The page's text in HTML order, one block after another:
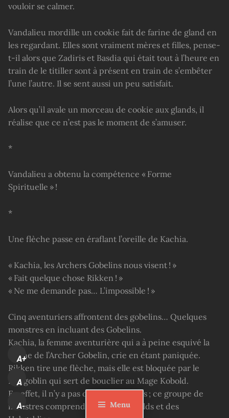
Menu
vouloir se calmer.
Vandalieu mordille un cookie fait de farine de gland en
les regardant. Elles sont vraiment mères et filles, pense-
t-il alors que Zadiris et Basdia qui était tout à l’heure en
train de le titiller sont à présent en train de s’embêter
l’une l’autre. Il se sent aussi un peu satisfait.
Alors qu’il avale un morceau de cookie aux glands, il
réalise que ce n’est pas le moment de s’amuser.
*
Vandalieu a obtenu la compétence « Forme
Spirituelle » !
*
Une flèche passe en éraflant l’oreille de Kachia.
« Kachia, les Archers Gobelins nous visent ! »
« Fait quelque chose Rikken ! »
« Ne me demande pas… L’impossible ! »
Cinq aventuriers affrontent des gobelins… Quelques
monstres en incluant des Gobelins.
Kachia, la femme aventurière qui a à peine esquivé la
flèche de l’Archer Gobelin, crie en étant paniquée.
Rikken tire une flèche, mais elle est bloquée par le
Hobgoblin qui sert de bouclier au Mage Kobold.
En effet, il n’y a pas que des Gobelins ; ce groupe de
monstres comprend aussi des Kobolds et des
A+
A
A-